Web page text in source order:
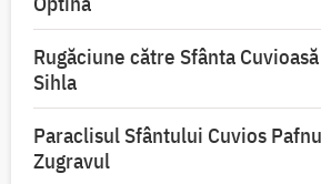
Rugăciune către Sfânta
Sihla
Paraclisul Sfântului Cuvios
Zugravul